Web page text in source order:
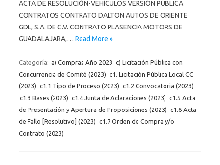
ACTA DE RESOLUCIÓN-VEHÍCULOS VERSIÓN PÚBLICA
CONTRATOS CONTRATO DALTON AUTOS DE ORIENTE
GDL, S.A. DE C.V. CONTRATO PLASENCIA MOTORS DE
GUADALAJARA,… Read More »
Categoría: a) Compras Año 2023 c) Licitación Pública con
Concurrencia de Comité (2023) c1. Licitación Pública Local CC
(2023) c1.1 Tipo de Proceso (2023) c1.2 Convocatoria (2023)
c1.3 Bases (2023) c1.4 Junta de Aclaraciones (2023) c1.5 Acta
de Presentación y Apertura de Proposiciones (2023) c1.6 Acta
de Fallo [Resolutivo] (2023) c1.7 Orden de Compra y/o
Contrato (2023)